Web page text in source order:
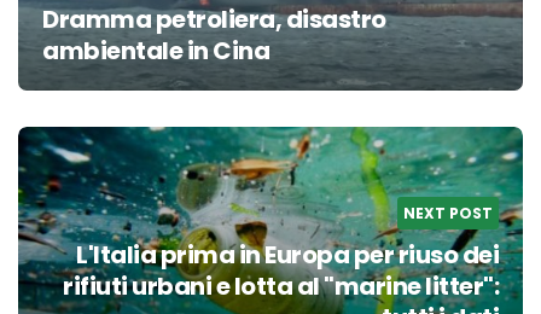
Dramma petroliera, disastro
ambientale in Cina
NEXT POST
L'Italia prima in Europa per riuso dei
rifiuti urbani e lotta al "marine litter":